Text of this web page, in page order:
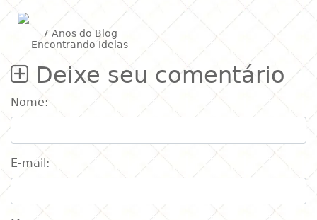
7 Anos do Blog
Encontrando Ideias
Deixe seu comentário
Nome:
E-mail: